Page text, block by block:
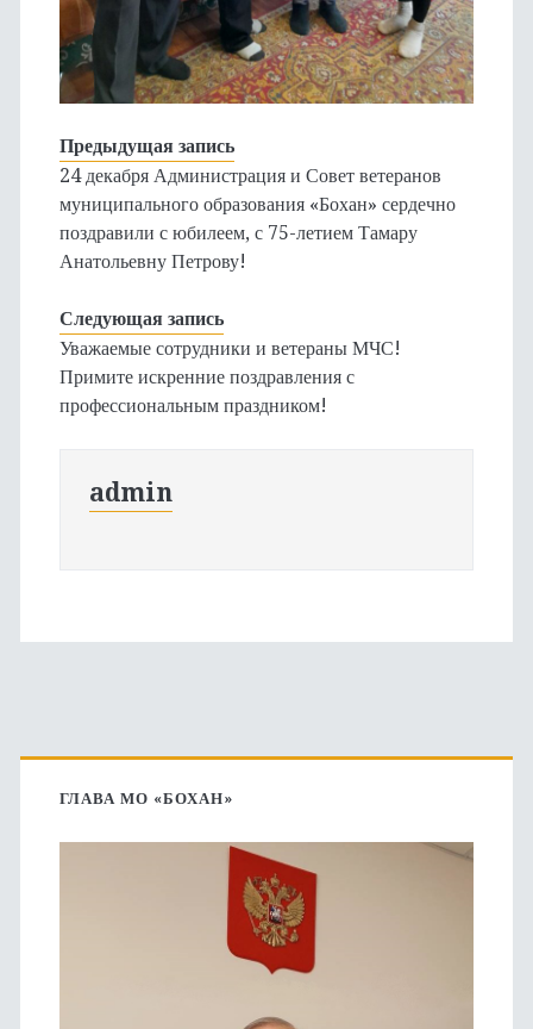
Предыдущая запись
24 декабря Администрация и Совет ветеранов
муниципального образования «Бохан» сердечно
поздравили с юбилеем, с 75-летием Тамару
Анатольевну Петрову!
Следующая запись
Уважаемые сотрудники и ветераны МЧС!
Примите искренние поздравления с
профессиональным праздником!
admin
Основная
боковая
ГЛАВА МО «БОХАН»